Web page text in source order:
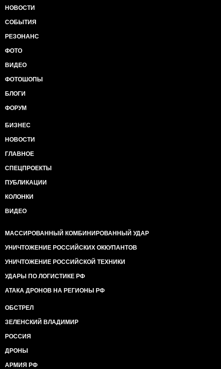
НОВОСТИ
СОБЫТИЯ
РЕЗОНАНС
ФОТО
ВИДЕО
ФОТОШОПЫ
БЛОГИ
ФОРУМ
БИЗНЕС
НОВОСТИ
ГЛАВНОЕ
СПЕЦПРОЕКТЫ
ПУБЛИКАЦИИ
КОЛОНКИ
ВИДЕО
МАССИРОВАННЫЙ КОМБИНИРОВАННЫЙ УДАР
УНИЧТОЖЕНИЕ РОССИЙСКИХ ОККУПАНТОВ
УНИЧТОЖЕНИЕ РОССИЙСКОЙ ТЕХНИКИ
УДАРЫ ПО ЛОГИСТИКЕ РФ
АТАКА ДРОНОВ НА РЕГИОНЫ РФ
ОБСТРЕЛ
ЗЕЛЕНСКИЙ ВЛАДИМИР
РОССИЯ
ДРОНЫ
АРМИЯ РФ